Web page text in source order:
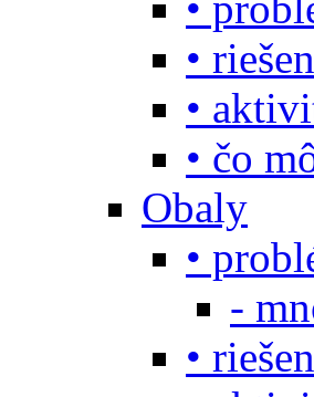
•
•
• čo
Obaly
•
-
•